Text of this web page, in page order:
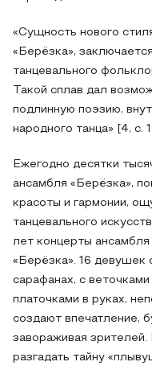
«Сущность нового
«Берёзка»,
танцевального
Такой сплав дал
подлинную поэзию,
народного танца» [4, с.
Ежегодно десятки
ансамбля «Берёзка»,
красоты и гармонии,
танцевального
лет концерты
«Берёзка». 16 девушек
сарафанах, с
платочками в руках,
создают впечатление,
завораживая
разгадать тайну